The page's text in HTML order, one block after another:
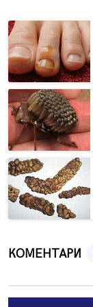
КОМЕНТАРИ